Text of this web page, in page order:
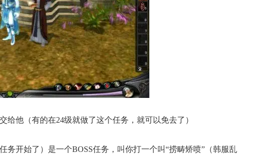
给他（有的在24级就做了这个任务，就可以免去了）
务开始了）是一个BOSS任务，叫你打一个叫“捞畴矫喷”（韩服乱